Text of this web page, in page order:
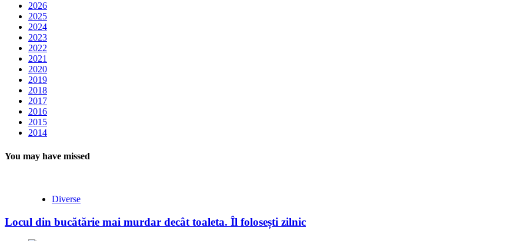
2026
2025
2024
2023
2022
2021
2020
2019
2018
2017
2016
2015
2014
You may have missed
Diverse
Locul din bucătărie mai murdar decât toaleta. Îl folosești zilnic